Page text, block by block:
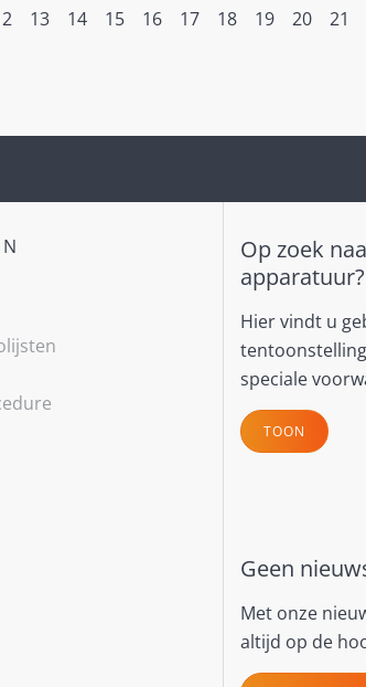
13 14 15 16 17 18 19 20 21
Op zoek
apparatuur?
Hier vindt u
speciale
TOON
Geen
Met onze
altijd op de